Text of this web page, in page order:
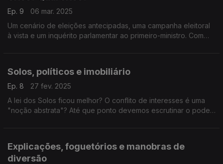
Ep. 9
06 mar. 2025
Um cenário de eleições antecipadas, uma campanha eleitoral
à vista e um inquérito parlamentar ao primeiro-ministro. Com
Solos, políticos e imobiliário
Ep. 8
27 fev. 2025
A lei dos Solos ficou melhor? O conflito de interesses é uma
"noção abstrata"? Até que ponto devemos escrutinar o poder
Explicações, foguetórios e manobras de
diversão